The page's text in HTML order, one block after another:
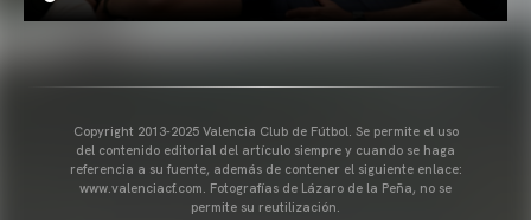
Copyright 2013-2025 Valencia Club de Fútbol. Se permite el uso
del contenido editorial del artículo siempre y cuando se haga
referencia a su fuente, además de contener el siguiente enlace:
www.valenciacf.com. Fotografías de Lázaro de la Peña, no se
permite su reutilización.